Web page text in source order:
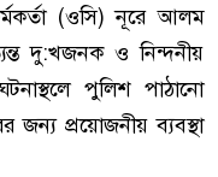
(ওসি) নূরে আলম
দু:খজনক ও নিন্দনীয়
পুলিশ পাঠানো
জন্য প্রয়োজনীয় ব্যবস্থা